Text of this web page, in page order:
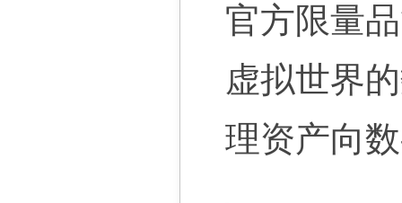
官方限量
虚拟世界
理资产向